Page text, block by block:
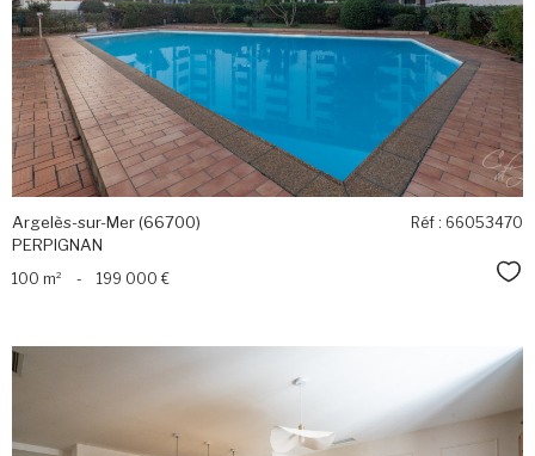
bien
Argelès-sur-Mer (66700)
PERPIGNAN
Réf : 66053470
100 m² - 199 000 €